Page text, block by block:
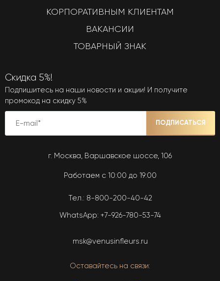
КОРПОРАТИВНЫМ КЛИЕНТАМ
ВАКАНСИИ
ТОВАРНЫЙ ЗНАК
Скидка 5%!
Подпишитесь на наши новости и акции! И получите
промокод на скидку 5%
ПОДПИСАТЬСЯ
г. Москва, Варшавское шоссе, 106
Работаем с 10:00 до 19:00
Тел.: 8-800-200-40-42
WhatsApp: +7-926-780-53-74
msk@venusinfleurs.ru
Оставайтесь на связи: